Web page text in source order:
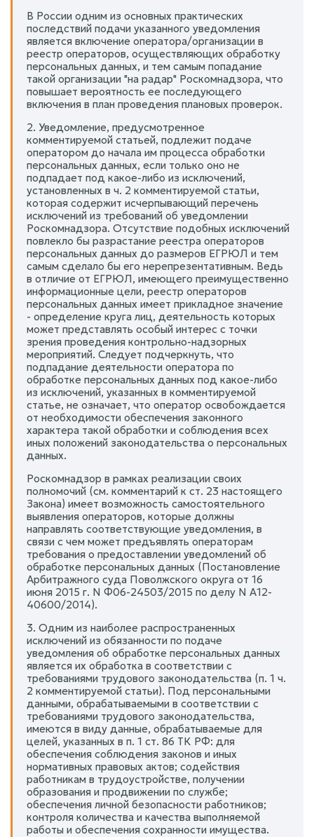
В России одним из основных практических
последствий подачи указанного уведомления
является включение оператора/организации в
реестр операторов, осуществляющих обработку
персональных данных, и тем самым попадание
такой организации "на радар" Роскомнадзора, что
повышает вероятность ее последующего
включения в план проведения плановых проверок.
2. Уведомление, предусмотренное
комментируемой статьей, подлежит подаче
оператором до начала им процесса обработки
персональных данных, если только оно не
подпадает под какое-либо из исключений,
установленных в ч. 2 комментируемой статьи,
которая содержит исчерпывающий перечень
исключений из требований об уведомлении
Роскомнадзора. Отсутствие подобных исключений
повлекло бы разрастание реестра операторов
персональных данных до размеров ЕГРЮЛ и тем
самым сделало бы его нерепрезентативным. Ведь
в отличие от ЕГРЮЛ, имеющего преимущественно
информационные цели, реестр операторов
персональных данных имеет прикладное значение
- определение круга лиц, деятельность которых
может представлять особый интерес с точки
зрения проведения контрольно-надзорных
мероприятий. Следует подчеркнуть, что
подпадание деятельности оператора по
обработке персональных данных под какое-либо
из исключений, указанных в комментируемой
статье, не означает, что оператор освобождается
от необходимости обеспечения законного
характера такой обработки и соблюдения всех
иных положений законодательства о персональных
данных.
Роскомнадзор в рамках реализации своих
полномочий (см. комментарий к ст. 23 настоящего
Закона) имеет возможность самостоятельного
выявления операторов, которые должны
направлять соответствующие уведомления, в
связи с чем может предъявлять операторам
требования о предоставлении уведомлений об
обработке персональных данных (Постановление
Арбитражного суда Поволжского округа от 16
июня 2015 г. N Ф06-24503/2015 по делу N А12-
40600/2014).
3. Одним из наиболее распространенных
исключений из обязанности по подаче
уведомления об обработке персональных данных
является их обработка в соответствии с
требованиями трудового законодательства (п. 1 ч.
2 комментируемой статьи). Под персональными
данными, обрабатываемыми в соответствии с
требованиями трудового законодательства,
имеются в виду данные, обрабатываемые для
целей, указанных в п. 1 ст. 86 ТК РФ: для
обеспечения соблюдения законов и иных
нормативных правовых актов; содействия
работникам в трудоустройстве, получении
образования и продвижении по службе;
обеспечения личной безопасности работников;
контроля количества и качества выполняемой
работы и обеспечения сохранности имущества.